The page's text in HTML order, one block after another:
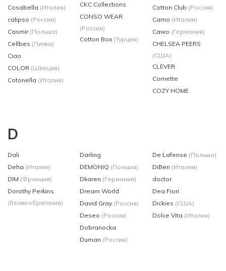
Cosabella (Италия)
calipso (Россия)
Casmir (Польша)
Cellbes (Литва)
Ciao
COLOR (Швеция)
Cotonella (Италия)
CKC Collections
CONSO WEAR
(Россия)
Cotton Box (Турция)
Cotton Club (Россия)
Camo (Италия)
Cawo (Германия)
CHELSEA PEERS
(США)
CLEVER
Cornette
COZY HOME
D
Dali
Deha (Италия)
DIM (Франция)
Dorothy Perkins
(Великобритания)
Darling
DEMONIQ (Польша)
Dkaren (Германия)
Dream World
David Gray (Россия)
Deseo (Россия)
Dobranocka
Duman (Россия)
De Lafense (Польша)
DiBen (Италия)
doctor
Dea Fiori
Dickies (США)
Dolce Vita (Италия)